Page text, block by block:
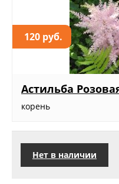
120 руб.
Астильба
корень
Нет в наличии